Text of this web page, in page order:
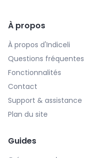
À propos
À propos d'Indiceli
Questions fréquentes
Fonctionnalités
Contact
Support & assistance
Plan du site
Guides